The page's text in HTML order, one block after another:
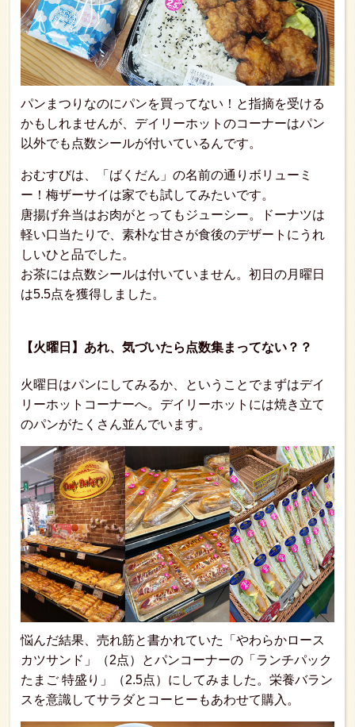
パンまつりなのにパンを買ってない！と指摘を受ける
かもしれませんが、デイリーホットのコーナーはパン
以外でも点数シールが付いているんです。
おむすびは、「ばくだん」の名前の通りボリューミ
ー！梅ザーサイは家でも試してみたいです。
唐揚げ弁当はお肉がとってもジューシー。ドーナツは
軽い口当たりで、素朴な甘さが食後のデザートにうれ
しいひと品でした。
お茶には点数シールは付いていません。初日の月曜日
は5.5点を獲得しました。
【火曜日】あれ、気づいたら点数集まってない？？
火曜日はパンにしてみるか、ということでまずはデイ
リーホットコーナーへ。デイリーホットには焼き立て
のパンがたくさん並んでいます。
悩んだ結果、売れ筋と書かれていた「やわらかロース
カツサンド」（2点）とパンコーナーの「ランチパック
たまご 特盛り」（2.5点）にしてみました。栄養バラン
スを意識してサラダとコーヒーもあわせて購入。